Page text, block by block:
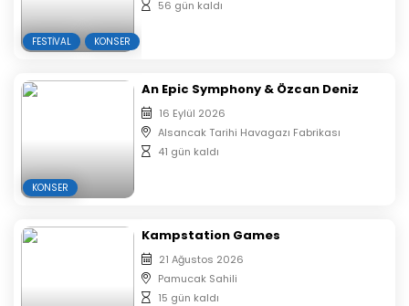
FESTIVAL KONSER
56 gün kaldı
KONSER
An Epic Symphony & Özcan Deniz
16 Eylül 2026
Alsancak Tarihi Havagazı Fabrikası
41 gün kaldı
Kampstation Games
21 Ağustos 2026
Pamucak Sahili
15 gün kaldı